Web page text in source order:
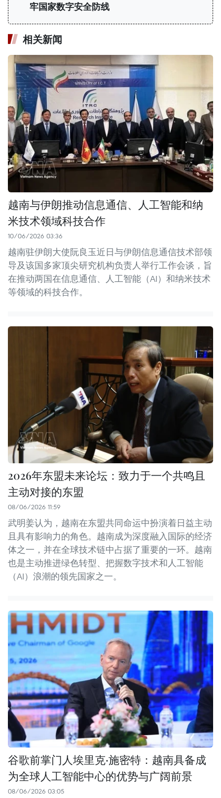
牢国家数字安全防线
相关新闻
越南与伊朗推动信息通信、人工智能和纳
米技术领域科技合作
10/06/2026 03:36
越南驻伊朗大使阮良玉近日与伊朗信息通信技术部领
导及该国多家顶尖研究机构负责人举行工作会谈，旨
在推动两国在信息通信、人工智能（AI）和纳米技术
等领域的科技合作。
2026年东盟未来论坛：致力于一个共鸣且
主动对接的东盟
08/06/2026 11:59
武明姜认为，越南在东盟共同命运中扮演着日益主动
且具有影响力的角色。越南成为深度融入国际的经济
体之一，并在全球技术链中占据了重要的一环。越南
也是主动推进绿色转型、把握数字技术和人工智能
（AI）浪潮的领先国家之一。
谷歌前掌门人埃里克·施密特：越南具备成
为全球人工智能中心的优势与广阔前景
08/06/2026 03:05